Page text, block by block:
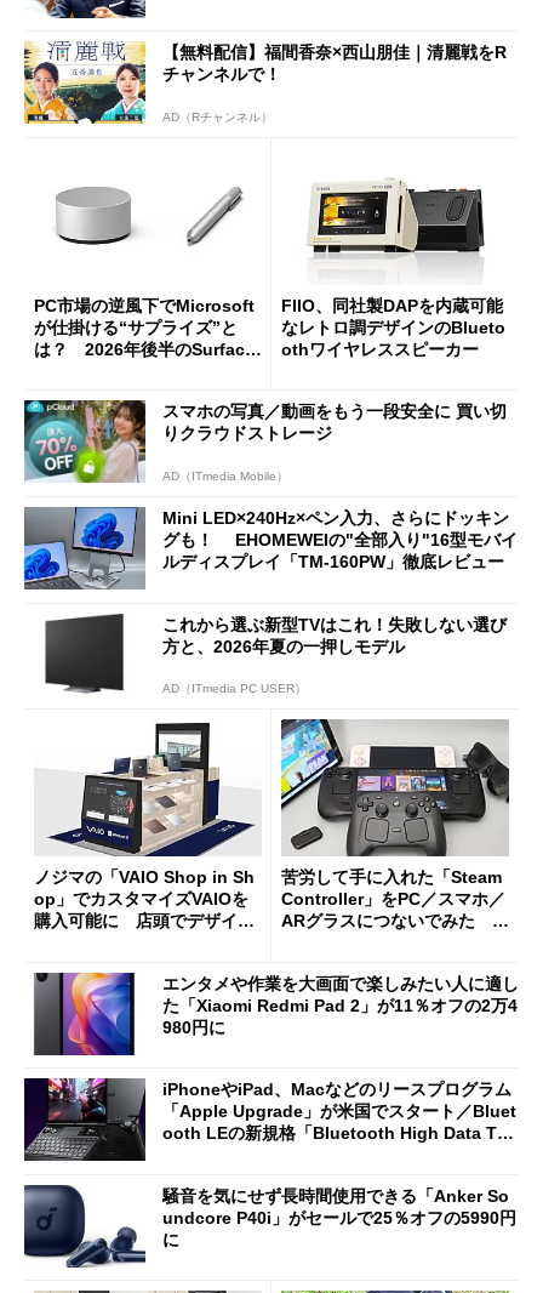
【無料配信】福間香奈×西山朋佳｜清麗戦をR
チャンネルで！
AD（Rチャンネル）
PC市場の逆風下でMicrosoft
が仕掛ける“サプライズ”と
は？ 2026年後半のSurface
FIIO、同社製DAPを内蔵可能
なレトロ調デザインのBlueto
othワイヤレススピーカー
スマホの写真／動画をもう一段安全に 買い切
りクラウドストレージ
AD（ITmedia Mobile）
Mini LED×240Hz×ペン入力、さらにドッキン
グも！ EHOMEWEIの"全部入り"16型モバイ
ルディスプレイ「TM-160PW」徹底レビュー
これから選ぶ新型TVはこれ！失敗しない選び
方と、2026年夏の一押しモデル
AD（ITmedia PC USER）
ノジマの「VAIO Shop in Sh
op」でカスタマイズVAIOを
購入可能に 店頭でデザイン
苦労して手に入れた「Steam
Controller」をPC／スマホ／
ARグラスにつないでみた ゲ
エンタメや作業を大画面で楽しみたい人に適し
た「Xiaomi Redmi Pad 2」が11％オフの2万4
980円に
iPhoneやiPad、Macなどのリースプログラム
「Apple Upgrade」が米国でスタート／Bluet
ooth LEの新規格「Bluetooth High Data Thr
騒音を気にせず長時間使用できる「Anker So
undcore P40i」がセールで25％オフの5990円
に